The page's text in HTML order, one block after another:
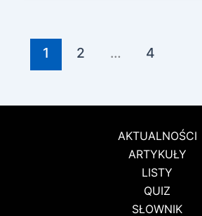
1 2 … 4
AKTUALNOŚCI
ARTYKUŁY
LISTY
QUIZ
SŁOWNIK